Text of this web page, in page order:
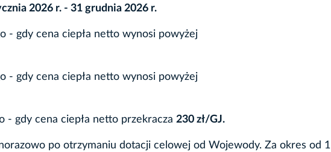
2026 r. - 31 grudnia 2026 r.
- gdy cena ciepła netto wynosi powyżej
- gdy cena ciepła netto wynosi powyżej
- gdy cena ciepła netto przekracza 230 zł/GJ.
po otrzymaniu dotacji celowej od Wojewody. Za okres od 1